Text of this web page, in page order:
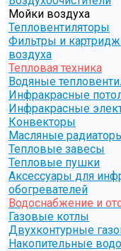
Мойки воздуха
Тепловентиляторы
Фильтры и
воздуха
Тепловая техника
Водяные
Инфракрасные
Инфракрасные
Конвекторы
Масляные
Тепловые завесы
Тепловые пушки
Аксессуары для
обогревателей
Водоснабжение и
Газовые котлы
Двухконтурные
Накопительные